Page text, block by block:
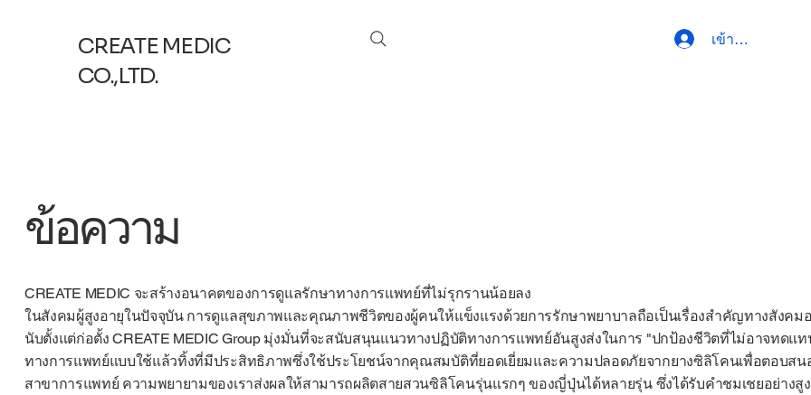
CREATE MEDIC
CO.,LTD.
เข้าสู่ระบบ
ข้อความ
CREATE MEDIC จะสร้างอนาคตของการดูแลรักษาทางการแพทย์ที่ไม่รุกรานน้อยลง
ในสังคมผู้สูงอายุในปัจจุบัน การดูแลสุขภาพและคุณภาพชีวิตของผู้คนให้แข็งแรงด้วยการรักษาพยาบาลถือเป็นเรื่องสำคัญทางสังคมอ
นับตั้งแต่ก่อตั้ง CREATE MEDIC Group มุ่งมั่นที่จะสนับสนุนแนวทางปฏิบัติทางการแพทย์อันสูงส่งในการ "ปกป้องชีวิตที่ไม่อาจทด
ทางการแพทย์แบบใช้แล้วทิ้งที่มีประสิทธิภาพซึ่งใช้ประโยชน์จากคุณสมบัติที่ยอดเยี่ยมและความปลอดภัยจากยางซิลิโคนเพื่อตอบส
สาขาการแพทย์ ความพยายามของเราส่งผลให้สามารถผลิตสายสวนซิลิโคนรุ่นแรกๆ ของญี่ปุ่นได้หลายรุ่น ซึ่งได้รับคำชมเชยอย่างสู